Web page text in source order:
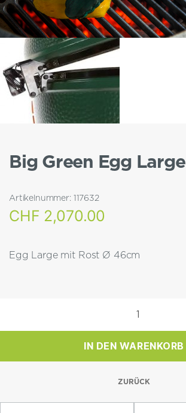
Big Green Egg Large
Artikelnummer: 117632
CHF 2,070.00
Egg Large mit Rost Ø 46cm
Egg
Menge
IN DEN WARENKORB
ZURÜCK